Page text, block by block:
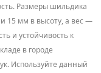
Размеры шильдика
15 мм в высоту, а вес —
и устойчивость к
в городе
Используйте данный